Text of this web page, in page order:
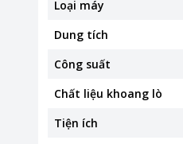
Loại máy
Dung tích
Công suất
Chất liệu khoang lò
Tiện ích